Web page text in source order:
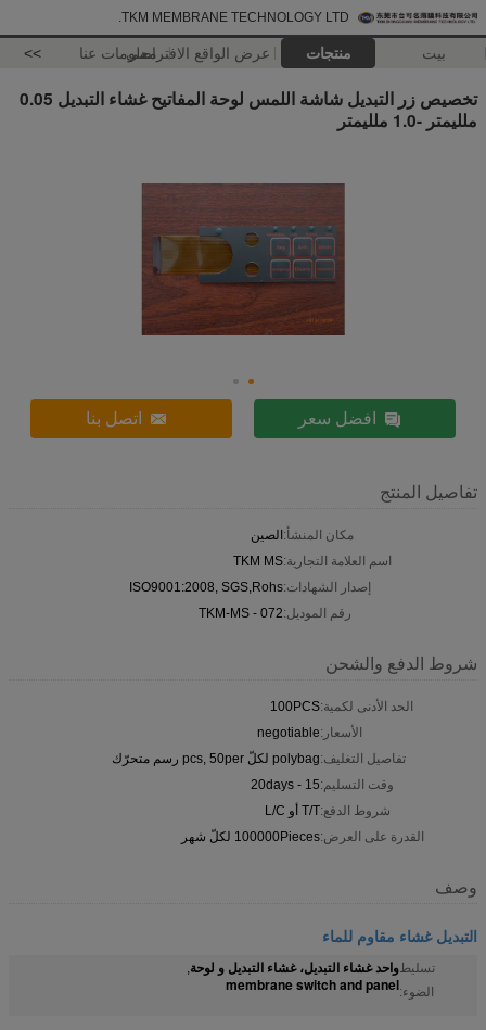
TKM MEMBRANE TECHNOLOGY LTD.
بيت منتجات عرض الواقع الافتراضيمعلومات عنا >>
تخصيص زر التبديل شاشة اللمس لوحة المفاتيح غشاء التبديل 0.05
ملليمتر -1.0 ملليمتر
افضل سعر اتصل بنا
تفاصيل المنتج
مكان المنشأ:الصين
اسم العلامة التجارية:TKM MS
إصدار الشهادات:ISO9001:2008, SGS,Rohs
رقم الموديل:TKM-MS - 072
شروط الدفع والشحن
الحد الأدنى لكمية:100PCS
الأسعار:negotiable
تفاصيل التغليف:polybag لكلّ pcs, 50per رسم متحرّك
وقت التسليم:15 - 20days
شروط الدفع:T/T أو L/C
القدرة على العرض:100000Pieces لكلّ شهر
وصف
التبديل غشاء مقاوم للماء
تسليط
الضوء:
واحد غشاء التبديل، غشاء التبديل و لوحة,
membrane switch and panel